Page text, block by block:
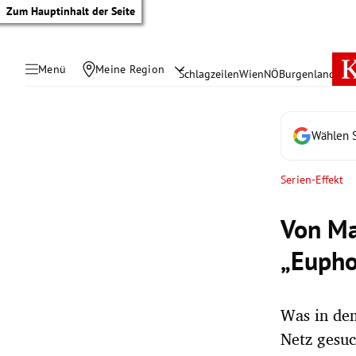
Zum Hauptinhalt der Seite
Menü Meine Region SchlagzeilenWienNÖBurgenland
Wählen
Serien-Effekt
Von
Was in
Netz